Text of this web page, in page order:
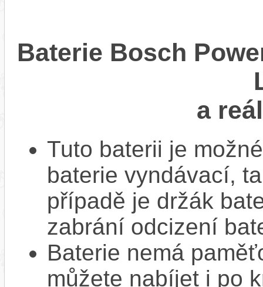
Baterie Bosch
a
Tuto baterii je
baterie vyndávací,
případě je držák
zabrání odcizení
Baterie nemá
můžete nabíjet i po